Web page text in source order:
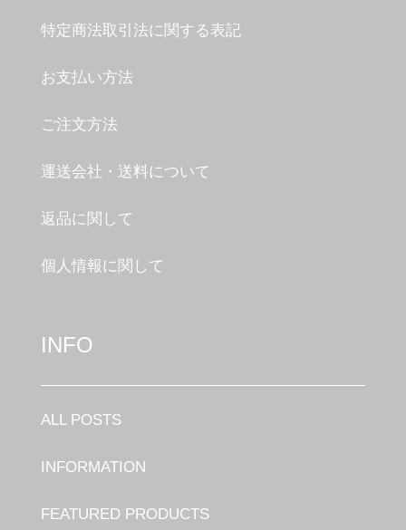
特定商法取引法に関する表記
お支払い方法
ご注文方法
運送会社・送料について
返品に関して
個人情報に関して
INFO
ALL POSTS
INFORMATION
FEATURED PRODUCTS